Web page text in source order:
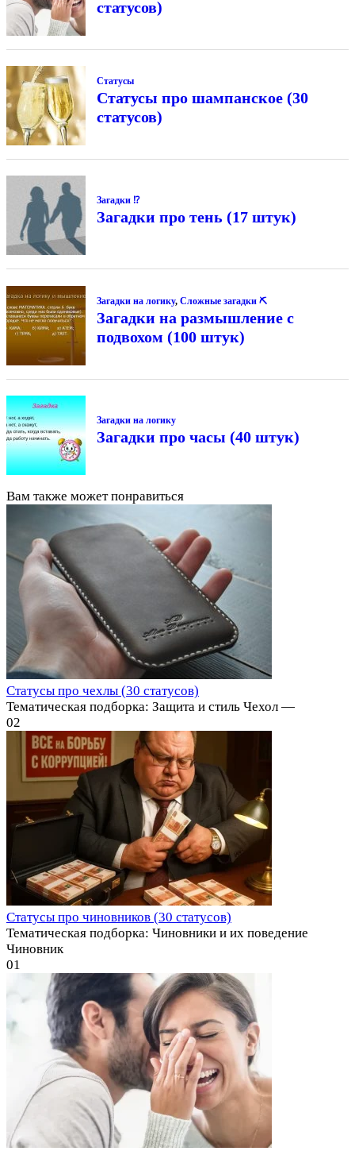
статусов)
Статусы
Статусы про шампанское (30
статусов)
Загадки ⁉
Загадки про тень (17 штук)
Загадки на логику, Сложные загадки ⛏
Загадки на размышление с
подвохом (100 штук)
Загадки на логику
Загадки про часы (40 штук)
Вам также может понравиться
Статусы про чехлы (30 статусов)
Тематическая подборка: Защита и стиль Чехол —
02
Статусы про чиновников (30 статусов)
Тематическая подборка: Чиновники и их поведение
Чиновник
01